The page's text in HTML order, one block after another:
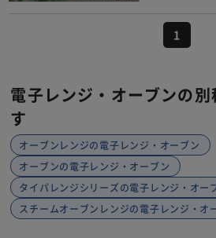
1
電子レンジ・オーブンの
す
オーブンレンジの電子レンジ・オーブン
オーブンの電子レンジ・オーブン
タイパレンジシリーズの電子レンジ・オー
スチームオーブンレンジの電子レンジ・オ